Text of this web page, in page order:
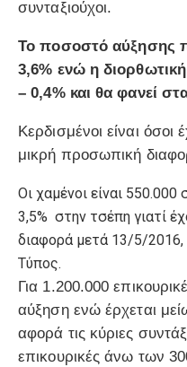
συνταξιούχοι.
Το ποσοστό αύξησης
3,6% ενώ η
– 0,4% και θα φανεί
Κερδισμένοι είναι όσοι
μικρή προσωπική
Οι χαμένοι είναι 550.000
3,5% στην τσέπη γιατί
διαφορά μετά 13/5/2016,
Τύπος.
Για 1.200.000
αύξηση ενώ έρχεται
αφορά τις κύριες
επικουρικές άνω των